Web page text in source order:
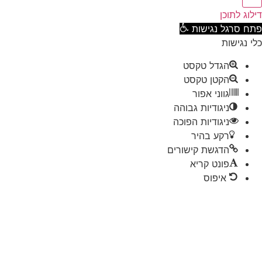
לתוכן
סרגל נגישות
נגישות
הגדל טקסט
הקטן טקסט
גווני אפור
ניגודיות גבוהה
ניגודיות הפוכה
רקע בהיר
הדגשת קישורים
פונט קריא
איפוס